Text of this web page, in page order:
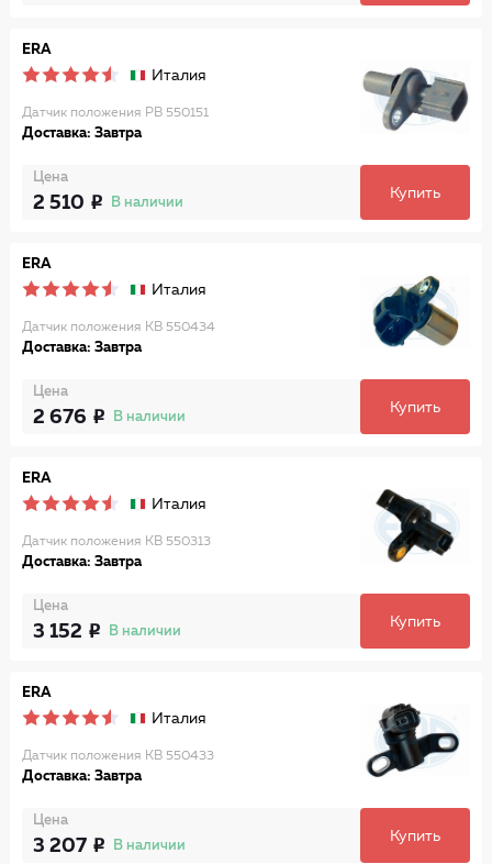
ERA
Италия
Датчик положения РВ 550151
Доставка: Завтра
Цена
2 510 В наличии
Купить
ERA
Италия
Датчик положения КВ 550434
Доставка: Завтра
Цена
2 676 В наличии
Купить
ERA
Италия
Датчик положения КВ 550313
Доставка: Завтра
Цена
3 152 В наличии
Купить
ERA
Италия
Датчик положения КВ 550433
Доставка: Завтра
Цена
3 207 В наличии
Купить